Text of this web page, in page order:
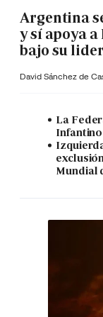
Argentina
y sí apoya
bajo su
David Sánchez de
La
Infantino
Mundial